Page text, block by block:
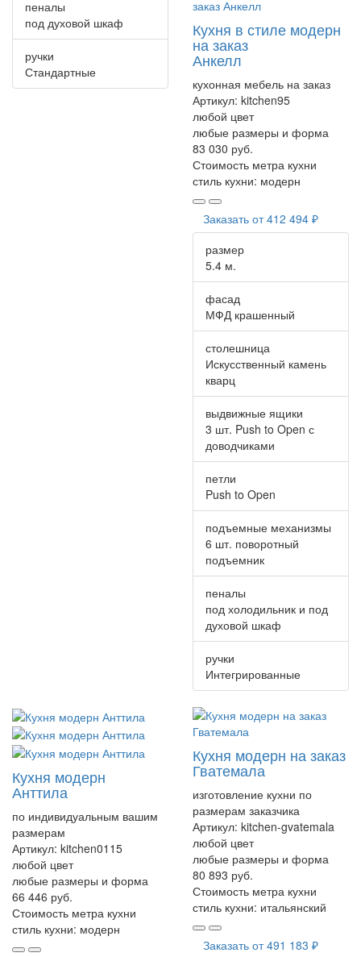
пеналы
под духовой шкаф
ручки
Стандартные
Кухня в стиле модерн
на заказ
Анкелл
кухонная мебель на заказ
Артикул: kitchen95
любой цвет
любые размеры и форма
83 030 руб.
Стоимость метра кухни
стиль кухни: модерн
Заказать от412 494 ₽
размер
5.4 м.
фасад
МФД крашенный
столешница
Искусственный камень
кварц
выдвижные ящики
3 шт. Push to Open с
доводчиками
петли
Push to Open
подъемные механизмы
6 шт. поворотный
подъемник
пеналы
под холодильник и под
духовой шкаф
ручки
Интегрированные
Кухня модерн
Анттила
по индивидуальным вашим
размерам
Артикул: kitchen0115
любой цвет
любые размеры и форма
66 446 руб.
Стоимость метра кухни
стиль кухни: модерн
Кухня модерн на заказ
Гватемала
изготовление кухни по
размерам заказчика
Артикул: kitchen-gvatemala
любой цвет
любые размеры и форма
80 893 руб.
Стоимость метра кухни
стиль кухни: итальянский
Заказать от491 183 ₽